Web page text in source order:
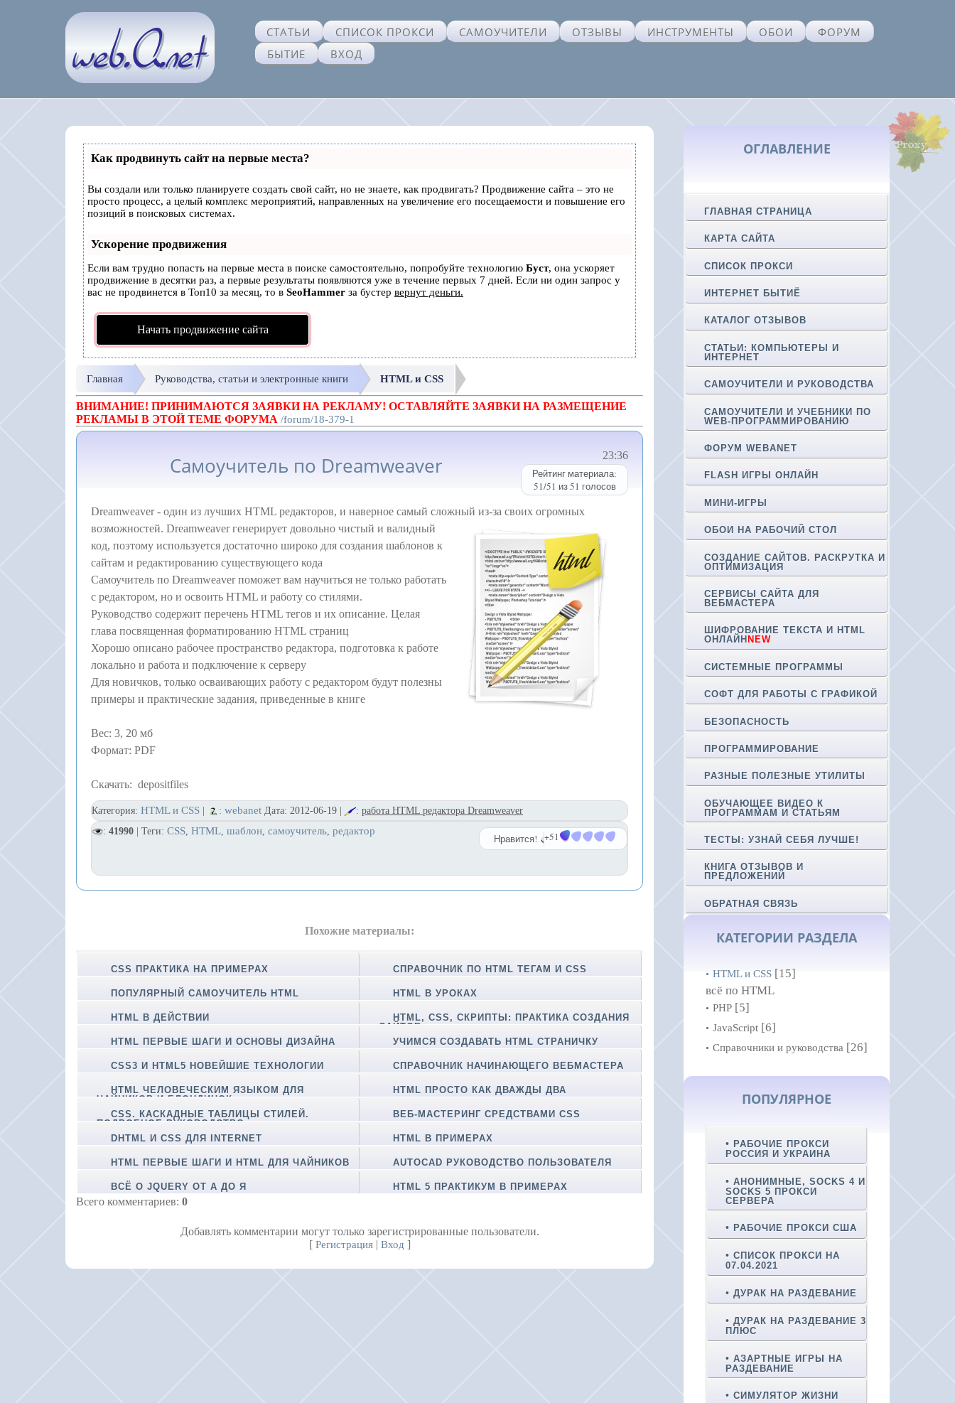
СТАТЬИ СПИСОК ПРОКСИ САМОУЧИТЕЛИ ОТЗЫВЫ ИНСТРУМЕНТЫ ОБОИ
ФОРУМ
БЫТИЕ
ВХОД
Как продвинуть сайт на первые места?
Вы создали или только планируете создать свой сайт, но не знаете, как продвигать? Продвижение сайта – это не
просто процесс, а целый комплекс мероприятий, направленных на увеличение его посещаемости и повышение его
позиций в поисковых системах.
Ускорение продвижения
Если вам трудно попасть на первые места в поиске самостоятельно, попробуйте технологию Буст, она ускоряет
продвижение в десятки раз, а первые результаты появляются уже в течение первых 7 дней. Если ни один запрос у
вас не продвинется в Топ10 за месяц, то в SeoHammer за бустер вернут деньги.
Начать продвижение сайта
Главная Руководства, статьи и электронные книги HTML и CSS
ВНИМАНИЕ! ПРИНИМАЮТСЯ ЗАЯВКИ НА РЕКЛАМУ! ОСТАВЛЯЙТЕ ЗАЯВКИ НА РАЗМЕЩЕНИЕ
РЕКЛАМЫ В ЭТОЙ ТЕМЕ ФОРУМА /forum/18-379-1
Самоучитель по Dreamweaver 23:36
Рейтинг материала:
51/51 из51 голосов
Dreamweaver - один из лучших HTML редакторов, и наверное самый сложный из-за своих огромных
возможностей. Dreamweaver генерирует довольно чистый и валидный
код, поэтому используется достаточно широко для создания шаблонов к
сайтам и редактированию существующего кода
Самоучитель по Dreamweaver поможет вам научиться не только работать
с редактором, но и освоить HTML и работу со стилями.
Руководство содержит перечень HTML тегов и их описание. Целая
глава посвященная форматированию HTML страниц
Хорошо описано рабочее пространство редактора, подготовка к работе
локально и работа и подключение к серверу
Для новичков, только осваивающих работу с редактором будут полезны
примеры и практические задания, приведенные в книге
Вес: 3, 20 мб
Формат: PDF
Скачать: depositfiles
Категория: HTML и CSS : webanet Дата: 2012-06-19 : работа HTML редактора Dreamweaver
: 41990
Нравится! +51
| Теги: CSS, HTML, шаблон, самоучитель, редактор
Похожие материалы:
CSS ПРАКТИКА НА ПРИМЕРАХ СПРАВОЧНИК ПО HTML ТЕГАМ И CSS
ПОПУЛЯРНЫЙ САМОУЧИТЕЛЬ HTML HTML В УРОКАХ
HTML В ДЕЙСТВИИ
HTML, CSS, СКРИПТЫ: ПРАКТИКА СОЗДАНИЯ
САЙТОВ
HTML ПЕРВЫЕ ШАГИ И ОСНОВЫ ДИЗАЙНА
УЧИМСЯ СОЗДАВАТЬ HTML СТРАНИЧКУ
CSS3 И HTML5 НОВЕЙШИЕ ТЕХНОЛОГИИ СПРАВОЧНИК НАЧИНАЮЩЕГО ВЕБМАСТЕРА
HTML ЧЕЛОВЕЧЕСКИМ ЯЗЫКОМ ДЛЯ
ЧАЙНИКОВ И БЛОНДИНОК
HTML ПРОСТО КАК ДВАЖДЫ ДВА
CSS. КАСКАДНЫЕ ТАБЛИЦЫ СТИЛЕЙ.
ПОДРОБНОЕ РУКОВОДСТВО
ВЕБ-МАСТЕРИНГ СРЕДСТВАМИ CSS
DHTML И CSS ДЛЯ INTERNET HTML В ПРИМЕРАХ
HTML ПЕРВЫЕ ШАГИ И HTML ДЛЯ ЧАЙНИКОВ AUTOCAD РУКОВОДСТВО ПОЛЬЗОВАТЕЛЯ
ВСЁ О JQUERY ОТ А ДО Я HTML 5 ПРАКТИКУМ В ПРИМЕРАХ
Всего комментариев: 0
Добавлять комментарии могут только зарегистрированные пользователи.
[ Регистрация| Вход ]
ОГЛАВЛЕНИЕ
ГЛАВНАЯ СТРАНИЦА
КАРТА САЙТА
СПИСОК ПРОКСИ
ИНТЕРНЕТ БЫТИЁ
КАТАЛОГ ОТЗЫВОВ
СТАТЬИ: КОМПЬЮТЕРЫ И
ИНТЕРНЕТ
САМОУЧИТЕЛИ И РУКОВОДСТВА
САМОУЧИТЕЛИ И УЧЕБНИКИ ПО
WEB-ПРОГРАММИРОВАНИЮ
ФОРУМ WEBANET
FLASH ИГРЫ ОНЛАЙН
МИНИ-ИГРЫ
ОБОИ НА РАБОЧИЙ СТОЛ
СОЗДАНИЕ САЙТОВ. РАСКРУТКА И
ОПТИМИЗАЦИЯ
СЕРВИСЫ САЙТА ДЛЯ
ВЕБМАСТЕРА
ШИФРОВАНИЕ ТЕКСТА И HTML
ОНЛАЙН NEW
СИСТЕМНЫЕ ПРОГРАММЫ
СОФТ ДЛЯ РАБОТЫ С ГРАФИКОЙ
БЕЗОПАСНОСТЬ
ПРОГРАММИРОВАНИЕ
РАЗНЫЕ ПОЛЕЗНЫЕ УТИЛИТЫ
ОБУЧАЮЩЕЕ ВИДЕО К
ПРОГРАММАМ И СТАТЬЯМ
ТЕСТЫ: УЗНАЙ СЕБЯ ЛУЧШЕ!
КНИГА ОТЗЫВОВ И
ПРЕДЛОЖЕНИЙ
ОБРАТНАЯ СВЯЗЬ
КАТЕГОРИИ РАЗДЕЛА
HTML и CSS [15]
всё по HTML
PHP [5]
JavaScript [6]
Справочники и руководства [26]
ПОПУЛЯРНОЕ
РАБОЧИЕ ПРОКСИ
РОССИЯ И УКРАИНА
АНОНИМНЫЕ, SOCKS 4 И
SOCKS 5 ПРОКСИ
СЕРВЕРА
РАБОЧИЕ ПРОКСИ США
СПИСОК ПРОКСИ НА
07.04.2021
ДУРАК НА РАЗДЕВАНИЕ
ДУРАК НА РАЗДЕВАНИЕ 3
ПЛЮС
АЗАРТНЫЕ ИГРЫ НА
РАЗДЕВАНИЕ
СИМУЛЯТОР ЖИЗНИ